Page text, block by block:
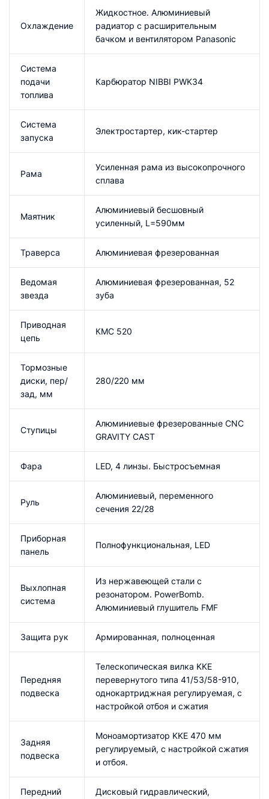
Охлаждение
Жидкостное. Алюминиевый
радиатор c расширительным
бачком и вентилятором Panasonic
Система
подачи
топлива
Карбюратор NIBBI PWK34
Система
запуска
Электростартер, кик-стартер
Рама
Усиленная рама из высокопрочного
сплава
Маятник
Алюминиевый бесшовный
усиленный, L=590мм
Траверса Алюминиевая фрезерованная
Ведомая
звезда
Алюминиевая фрезерованная, 52
зуба
Приводная
цепь
КМС 520
Тормозные
диски, пер/
зад, мм
280/220 мм
Ступицы
Алюминиевые фрезерованные CNC
GRAVITY CAST
Фара LED, 4 линзы. Быстросъемная
Руль
Алюминиевый, переменного
сечения 22/28
Приборная
панель
Полнофункциональная, LED
Выхлопная
система
Из нержавеющей стали с
резонатором. PowerBomb.
Алюминиевый глушитель FMF
Защита рук Армированная, полноценная
Передняя
подвеска
Телескопическая вилка KKE
перевернутого типа 41/53/58-910,
однокартриджная регулируемая, с
настройкой отбоя и сжатия
Задняя
подвеска
Моноамортизатор KKE 470 мм
регулируемый, с настройкой сжатия
и отбоя.
Передний
Дисковый гидравлический,